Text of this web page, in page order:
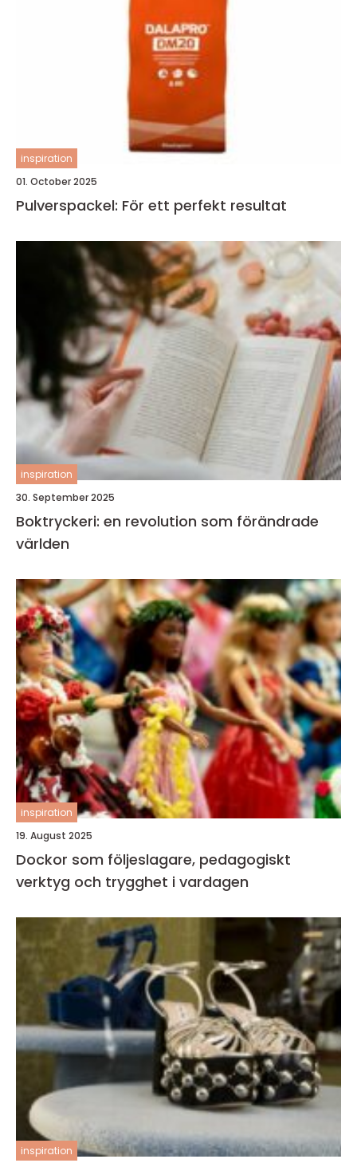
inspiration
01. October 2025
Pulverspackel: För ett perfekt resultat
inspiration
30. September 2025
Boktryckeri: en revolution som förändrade
världen
inspiration
19. August 2025
Dockor som följeslagare, pedagogiskt
verktyg och trygghet i vardagen
inspiration